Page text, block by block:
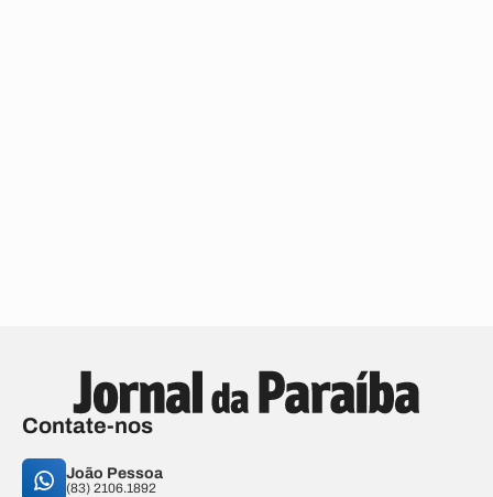
Contate-nos
João Pessoa
(83) 2106.1892